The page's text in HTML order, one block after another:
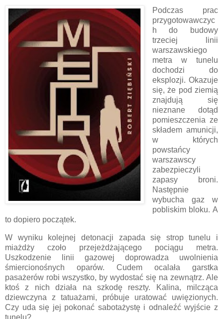
Podczas prac
przygotowawczyc
h do budowy
trzeciej linii
warszawskiego
metra w tunelu
dochodzi do
eksplozji. Okazuje
się, że pod ziemią
znajdują się
nieznane dotąd
pomieszczenia ze
składem amunicji,
w których
powstańcy
warszawscy
zabezpieczyli
zapasy broni.
Następnie
wybucha gaz w
pobliskim bloku. A
to dopiero początek.
W wyniku kolejnej detonacji zapada się strop tunelu i
miażdży czoło przejeżdżającego pociągu metra.
Uszkodzenie linii gazowej doprowadza uwolnienia
śmiercionośnych oparów. Cudem ocalała garstka
pasażerów robi wszystko, by wydostać się na zewnątrz. Ale
ktoś z nich działa na szkodę reszty. Kalina, milcząca
dziewczyna z tatuażami, próbuje uratować uwięzionych.
Czy uda się jej pokonać sabotażystę i odnaleźć wyjście z